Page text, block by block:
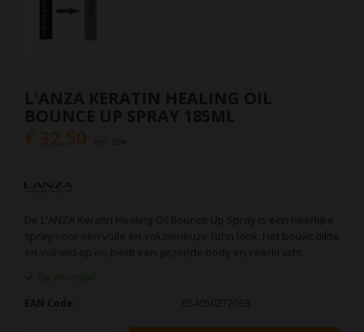
€ 32,50